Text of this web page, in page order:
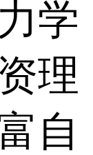
学
理
自